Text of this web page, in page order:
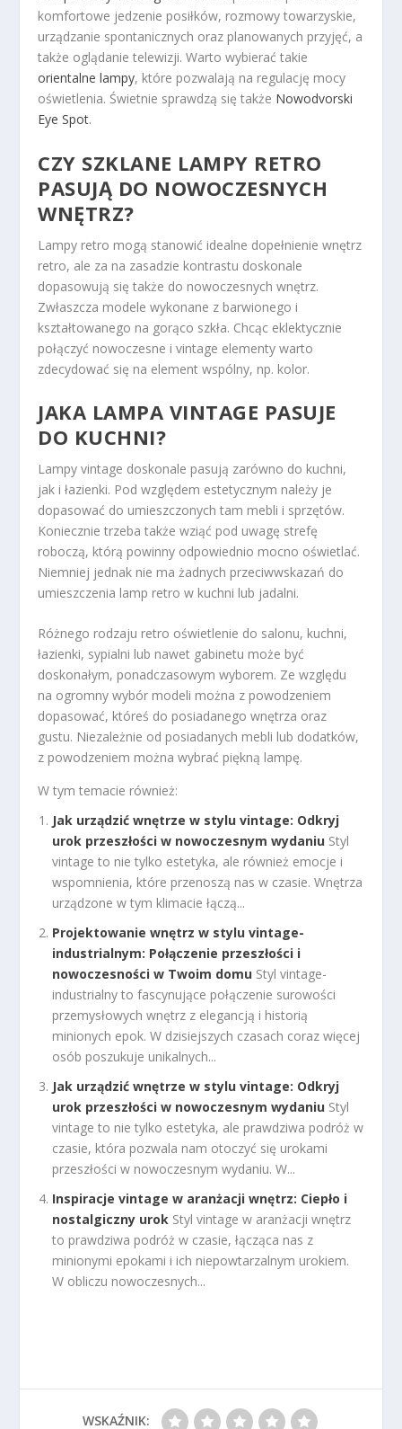
komfortowe jedzenie posiłków, rozmowy towarzyskie,
urządzanie spontanicznych oraz planowanych przyjęć, a
także oglądanie telewizji. Warto wybierać takie
orientalne lampy, które pozwalają na regulację mocy
oświetlenia. Świetnie sprawdzą się także Nowodvorski
Eye Spot.
CZY SZKLANE LAMPY RETRO
PASUJĄ DO NOWOCZESNYCH
WNĘTRZ?
Lampy retro mogą stanowić idealne dopełnienie wnętrz
retro, ale za na zasadzie kontrastu doskonale
dopasowują się także do nowoczesnych wnętrz.
Zwłaszcza modele wykonane z barwionego i
kształtowanego na gorąco szkła. Chcąc eklektycznie
połączyć nowoczesne i vintage elementy warto
zdecydować się na element wspólny, np. kolor.
JAKA LAMPA VINTAGE PASUJE
DO KUCHNI?
Lampy vintage doskonale pasują zarówno do kuchni,
jak i łazienki. Pod względem estetycznym należy je
dopasować do umieszczonych tam mebli i sprzętów.
Koniecznie trzeba także wziąć pod uwagę strefę
roboczą, którą powinny odpowiednio mocno oświetlać.
Niemniej jednak nie ma żadnych przeciwwskazań do
umieszczenia lamp retro w kuchni lub jadalni.
Różnego rodzaju retro oświetlenie do salonu, kuchni,
łazienki, sypialni lub nawet gabinetu może być
doskonałym, ponadczasowym wyborem. Ze względu
na ogromny wybór modeli można z powodzeniem
dopasować, któreś do posiadanego wnętrza oraz
gustu. Niezależnie od posiadanych mebli lub dodatków,
z powodzeniem można wybrać piękną lampę.
W tym temacie również:
Jak urządzić wnętrze w stylu vintage: Odkryj
urok przeszłości w nowoczesnym wydaniu Styl
vintage to nie tylko estetyka, ale również emocje i
wspomnienia, które przenoszą nas w czasie. Wnętrza
urządzone w tym klimacie łączą...
Projektowanie wnętrz w stylu vintage-
industrialnym: Połączenie przeszłości i
nowoczesności w Twoim domu Styl vintage-
industrialny to fascynujące połączenie surowości
przemysłowych wnętrz z elegancją i historią
minionych epok. W dzisiejszych czasach coraz więcej
osób poszukuje unikalnych...
Jak urządzić wnętrze w stylu vintage: Odkryj
urok przeszłości w nowoczesnym wydaniu Styl
vintage to nie tylko estetyka, ale prawdziwa podróż w
czasie, która pozwala nam otoczyć się urokami
przeszłości w nowoczesnym wydaniu. W...
Inspiracje vintage w aranżacji wnętrz: Ciepło i
nostalgiczny urok Styl vintage w aranżacji wnętrz
to prawdziwa podróż w czasie, łącząca nas z
minionymi epokami i ich niepowtarzalnym urokiem.
W obliczu nowoczesnych...
WSKAŹNIK: